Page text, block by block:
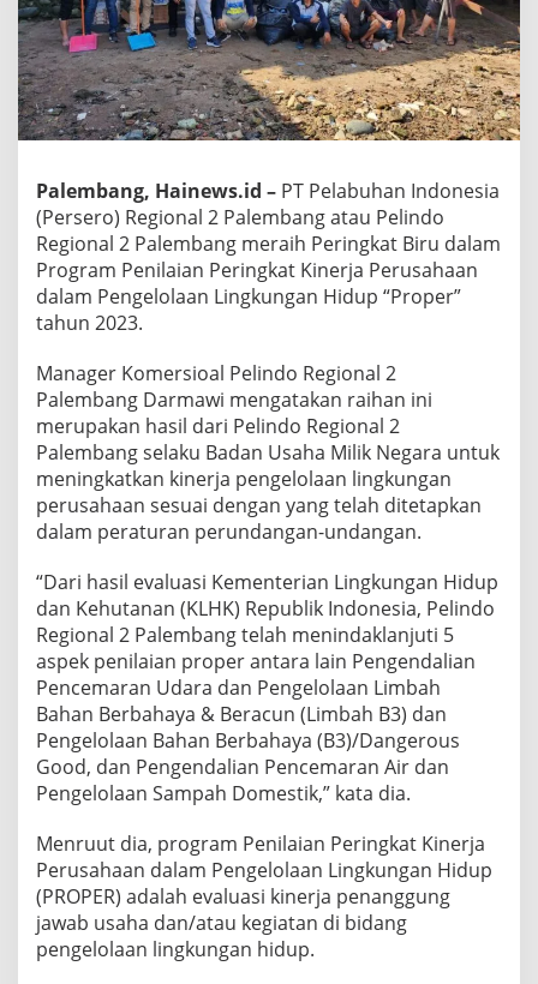
Palembang, Hainews.id – PT Pelabuhan Indonesia
(Persero) Regional 2 Palembang atau Pelindo
Regional 2 Palembang meraih Peringkat Biru dalam
Program Penilaian Peringkat Kinerja Perusahaan
dalam Pengelolaan Lingkungan Hidup “Proper”
tahun 2023.
Manager Komersioal Pelindo Regional 2
Palembang Darmawi mengatakan raihan ini
merupakan hasil dari Pelindo Regional 2
Palembang selaku Badan Usaha Milik Negara untuk
meningkatkan kinerja pengelolaan lingkungan
perusahaan sesuai dengan yang telah ditetapkan
dalam peraturan perundangan-undangan.
“Dari hasil evaluasi Kementerian Lingkungan Hidup
dan Kehutanan (KLHK) Republik Indonesia, Pelindo
Regional 2 Palembang telah menindaklanjuti 5
aspek penilaian proper antara lain Pengendalian
Pencemaran Udara dan Pengelolaan Limbah
Bahan Berbahaya & Beracun (Limbah B3) dan
Pengelolaan Bahan Berbahaya (B3)/Dangerous
Good, dan Pengendalian Pencemaran Air dan
Pengelolaan Sampah Domestik,” kata dia.
Menruut dia, program Penilaian Peringkat Kinerja
Perusahaan dalam Pengelolaan Lingkungan Hidup
(PROPER) adalah evaluasi kinerja penanggung
jawab usaha dan/atau kegiatan di bidang
pengelolaan lingkungan hidup.